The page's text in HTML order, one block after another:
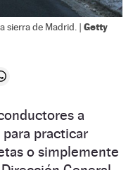
sierra de Madrid. | Getty
a
para practicar
o simplemente